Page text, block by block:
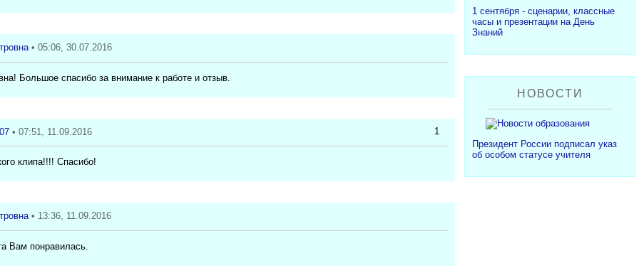
• 05:06, 30.07.2016
Большое спасибо за внимание к работе и отзыв.
1
• 07:51, 11.09.2016
клипа!!!! Спасибо!
• 13:36, 11.09.2016
Вам понравилась.
1 сентября - сценарии, классные
часы и презентации на День
Знаний
НОВОСТИ
Президент России подписал указ
об особом статусе учителя